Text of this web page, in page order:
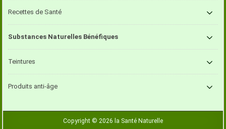
Recettes de Santé
Substances Naturelles Bénéfiques
Teintures
Produits anti-âge
Copyright © 2026 la Santé Naturelle